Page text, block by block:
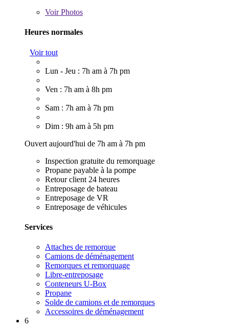
VoirPhotos
Heures normales
Voir tout
Lun - Jeu : 7h am à 7h pm
Ven : 7h am à 8h pm
Sam : 7h am à 7h pm
Dim : 9h am à 5h pm
Ouvert aujourd'hui de 7h am à 7h pm
Inspection gratuite du remorquage
Propane payable à la pompe
Retour client 24 heures
Entreposage de bateau
Entreposage de VR
Entreposage de véhicules
Services
Attaches de remorque
Camions de déménagement
Remorques et remorquage
Libre-entreposage
Conteneurs U-Box
Propane
Solde de camions et de remorques
Accessoires de déménagement
6